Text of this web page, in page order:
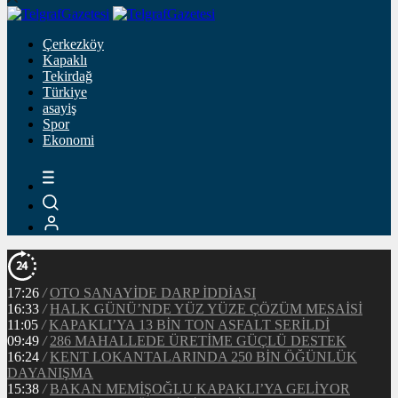
Çerkezköy
Kapaklı
Tekirdağ
Türkiye
asayiş
Spor
Ekonomi
17:26 / OTO SANAYİDE DARP İDDİASI
16:33 / HALK GÜNÜ’NDE YÜZ YÜZE ÇÖZÜM MESAİSİ
11:05 / KAPAKLI’YA 13 BİN TON ASFALT SERİLDİ
09:49 / 286 MAHALLEDE ÜRETİME GÜÇLÜ DESTEK
16:24 / KENT LOKANTALARINDA 250 BİN ÖĞÜNLÜK
DAYANIŞMA
15:38 / BAKAN MEMİŞOĞLU KAPAKLI’YA GELİYOR